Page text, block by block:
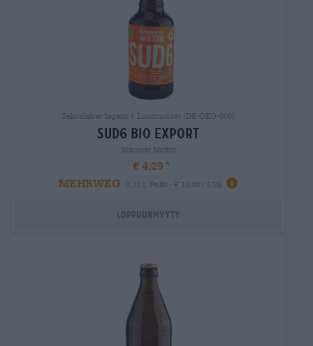
Saksalaiset lagerit | Luomuoluet (DE-ÖKO-006)
sud6 bio export
Brauerei Molter
€ 4,29
MEHRWEG
0,33 L Pullo - € 13,00 / LTR
Loppuunmyyty